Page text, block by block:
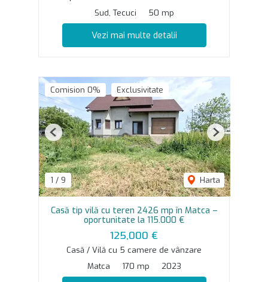
Sud, Tecuci
50 mp
Vezi mai multe detalii
Comision 0% Exclusivitate
1 / 9 Harta
Previous Next
Casă tip vilă cu teren 2426 mp în Matca –
oportunitate la 115.000 €
125,000 €
Casă / Vilă cu 5 camere de vânzare
Matca
170 mp 2023